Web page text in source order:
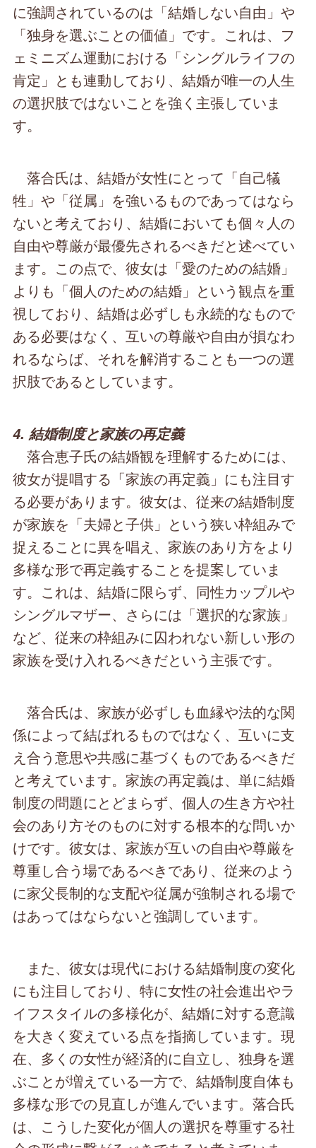
に強調されているのは「結婚しない自由」や
「独身を選ぶことの価値」です。これは、フ
ェミニズム運動における「シングルライフの
肯定」とも連動しており、結婚が唯一の人生
の選択肢ではないことを強く主張していま
す。
落合氏は、結婚が女性にとって「自己犠
牲」や「従属」を強いるものであってはなら
ないと考えており、結婚においても個々人の
自由や尊厳が最優先されるべきだと述べてい
ます。この点で、彼女は「愛のための結婚」
よりも「個人のための結婚」という観点を重
視しており、結婚は必ずしも永続的なもので
ある必要はなく、互いの尊厳や自由が損なわ
れるならば、それを解消することも一つの選
択肢であるとしています。
4. 結婚制度と家族の再定義
落合恵子氏の結婚観を理解するためには、
彼女が提唱する「家族の再定義」にも注目す
る必要があります。彼女は、従来の結婚制度
が家族を「夫婦と子供」という狭い枠組みで
捉えることに異を唱え、家族のあり方をより
多様な形で再定義することを提案していま
す。これは、結婚に限らず、同性カップルや
シングルマザー、さらには「選択的な家族」
など、従来の枠組みに囚われない新しい形の
家族を受け入れるべきだという主張です。
落合氏は、家族が必ずしも血縁や法的な関
係によって結ばれるものではなく、互いに支
え合う意思や共感に基づくものであるべきだ
と考えています。家族の再定義は、単に結婚
制度の問題にとどまらず、個人の生き方や社
会のあり方そのものに対する根本的な問いか
けです。彼女は、家族が互いの自由や尊厳を
尊重し合う場であるべきであり、従来のよう
に家父長制的な支配や従属が強制される場で
はあってはならないと強調しています。
また、彼女は現代における結婚制度の変化
にも注目しており、特に女性の社会進出やラ
イフスタイルの多様化が、結婚に対する意識
を大きく変えている点を指摘しています。現
在、多くの女性が経済的に自立し、独身を選
ぶことが増えている一方で、結婚制度自体も
多様な形での見直しが進んでいます。落合氏
は、こうした変化が個人の選択を尊重する社